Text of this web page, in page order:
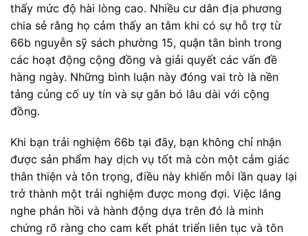
thấy mức độ hài lòng cao. Nhiều cư dân địa phương
chia sẻ rằng họ cảm thấy an tâm khi có sự hỗ trợ từ
66b nguyễn sỹ sách phường 15, quận tân bình trong
các hoạt động cộng đồng và giải quyết các vấn đề
hàng ngày. Những bình luận này đóng vai trò là nền
tảng củng cố uy tín và sự gắn bó lâu dài với cộng
đồng.
Khi bạn trải nghiệm 66b tại đây, bạn không chỉ nhận
được sản phẩm hay dịch vụ tốt mà còn một cảm giác
thân thiện và tôn trọng, điều này khiến mỗi lần quay lại
trở thành một trải nghiệm được mong đợi. Việc lắng
nghe phản hồi và hành động dựa trên đó là minh
chứng rõ ràng cho cam kết phát triển liên tục và tôn